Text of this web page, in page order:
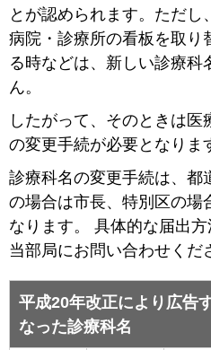
とが認められます。ただし
病院・診療所の看板を取り
る時などは、新しい診療科
ん。
したがって、そのときは医
の変更手続が必要となりま
診療科名の変更手続は、都
の場合は市長、特別区の場
なります。 具体的な届出
当部局にお問い合わせくだ
平成20年改正により広告
なった診療科名